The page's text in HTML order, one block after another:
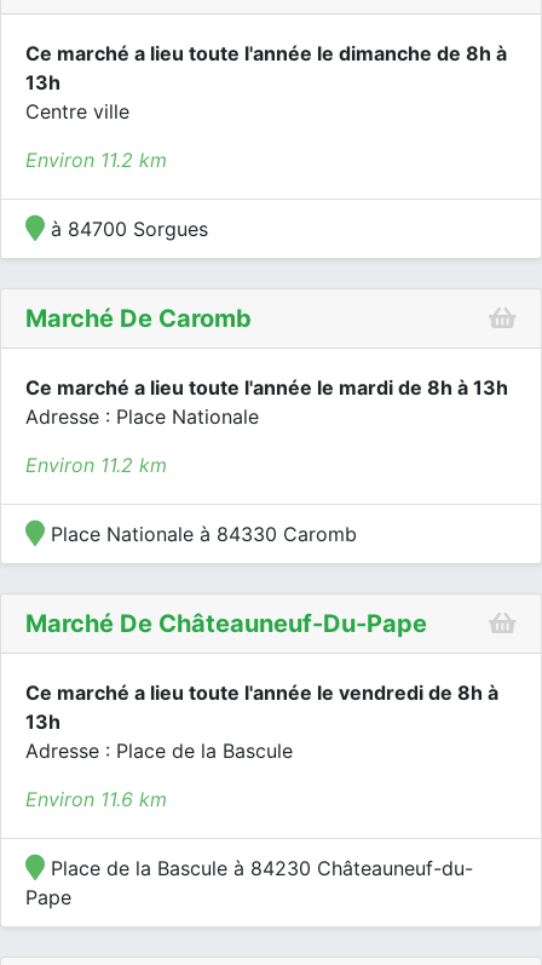
Ce marché a lieu toute l'année le dimanche de 8h à
13h
Centre ville
Environ 11.2 km
à 84700 Sorgues
Marché De Caromb
Ce marché a lieu toute l'année le mardi de 8h à 13h
Adresse : Place Nationale
Environ 11.2 km
Place Nationale à 84330 Caromb
Marché De Châteauneuf-Du-Pape
Ce marché a lieu toute l'année le vendredi de 8h à
13h
Adresse : Place de la Bascule
Environ 11.6 km
Place de la Bascule à 84230 Châteauneuf-du-
Pape